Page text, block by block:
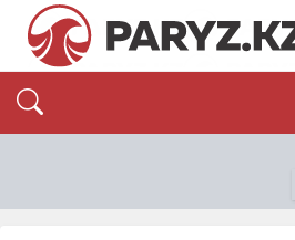
ЭКОНОМИКА